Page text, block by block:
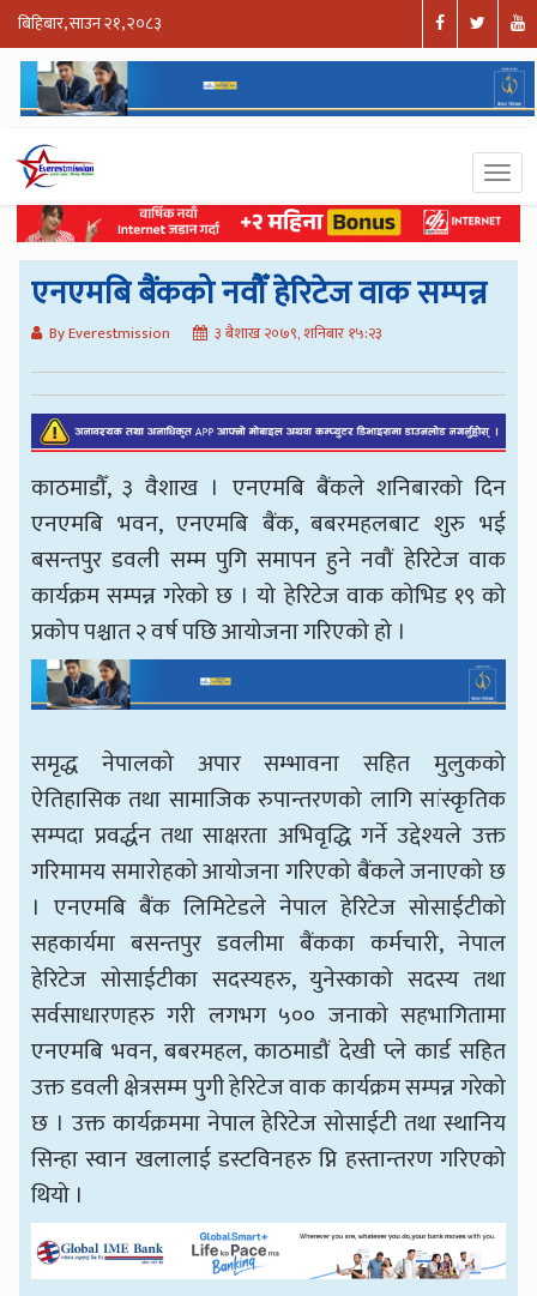
बिहिबार, साउन २१, २०८३
एनएमबि बैंकको नवौँ हेरिटेज वाक सम्पन्न
By Everestmission ३ बैशाख २०७९, शनिबार १५:२३
काठमाडौँ, ३ वैशाख । एनएमबि बैंकले शनिबारको दिन
एनएमबि भवन, एनएमबि बैंक, बबरमहलबाट शुरु भई
बसन्तपुर डवली सम्म पुगि समापन हुने नवौं हेरिटेज वाक
कार्यक्रम सम्पन्न गरेको छ । यो हेरिटेज वाक कोभिड १९ को
प्रकोप पश्चात २ वर्ष पछि आयोजना गरिएको हो ।
समृद्ध नेपालको अपार सम्भावना सहित मुलुकको
ऐतिहासिक तथा सामाजिक रुपान्तरणको लागि सांस्कृतिक
सम्पदा प्रवर्द्धन तथा साक्षरता अभिवृद्धि गर्ने उद्देश्यले उक्त
गरिमामय समारोहको आयोजना गरिएको बैंकले जनाएको छ
। एनएमबि बैंक लिमिटेडले नेपाल हेरिटेज सोसाईटीको
सहकार्यमा बसन्तपुर डवलीमा बैंकका कर्मचारी, नेपाल
हेरिटेज सोसाईटीका सदस्यहरु, युनेस्काको सदस्य तथा
सर्वसाधारणहरु गरी लगभग ५०० जनाको सहभागितामा
एनएमबि भवन, बबरमहल, काठमाडौं देखी प्ले कार्ड सहित
उक्त डवली क्षेत्रसम्म पुगी हेरिटेज वाक कार्यक्रम सम्पन्न गरेको
छ । उक्त कार्यक्रममा नेपाल हेरिटेज सोसाईटी तथा स्थानिय
सिन्हा स्वान खलालाई डस्टविनहरु प्नि हस्तान्तरण गरिएको
थियो ।